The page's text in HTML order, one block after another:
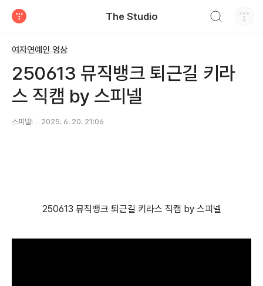
The Studio
여자연예인 영상
250613 뮤직뱅크 퇴근길 키라
스 직캠 by 스피넬
스피넬! 2025. 6. 20. 21:06
250613 뮤직뱅크 퇴근길 키라스 직캠 by 스피넬